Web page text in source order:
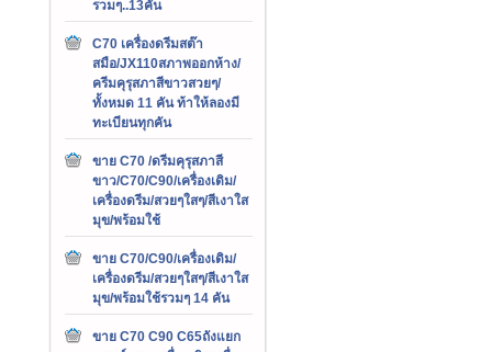
รวมๆ..13คัน
C70 เครื่องดรีมสต๊า
สมือ/JX110สภาพออกห้าง/
ครีมคุรุสภาสีขาวสวยๆ/
ทั้งหมด 11 คัน ท้าให้ลองมี
ทะเบียนทุกคัน
ขาย C70 /ดรีมคุรุสภาสี
ขาว/C70/C90/เครื่องเดิม/
เครื่องดรีม/สวยๆใสๆ/สีเงาใส
มุข/พร้อมใช้
ขาย C70/C90/เครื่องเดิม/
เครื่องดรีม/สวยๆใสๆ/สีเงาใส
มุข/พร้อมใช้รวมๆ 14 คัน
ขาย C70 C90 C65ถังแยก